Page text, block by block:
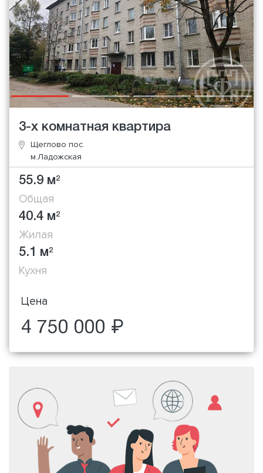
3-х комнатная квартира
Щеглово пос.
м.Ладожская
55.9 м2
Общая
40.4 м2
Жилая
5.1 м2
Кухня
Цена
4 750 000 ₽